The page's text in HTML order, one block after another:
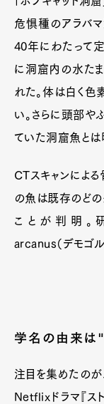
Pen
危惧種のアラバ
40年にわたって
に洞窟内の水たま
れた。体は白く色
い。さらに頭部や
ていた洞窟魚とは
CTスキャンによ
の魚は既存のど
ことが判明。
arcanus（デモゴル
学名の由来は
注目を集めたのが
Netflixドラマ『ス